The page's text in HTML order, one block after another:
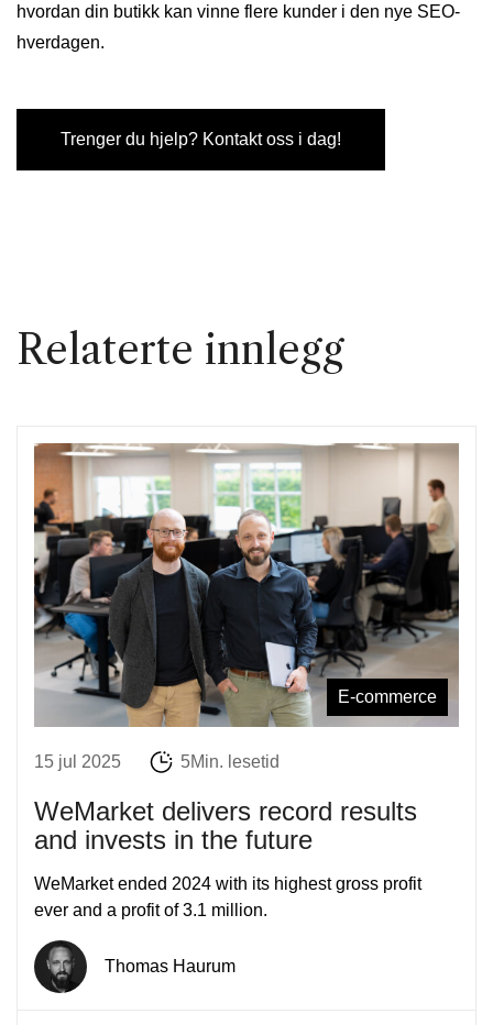
hvordan din butikk kan vinne flere kunder i den nye SEO-
hverdagen.
Trenger du hjelp? Kontakt oss i dag!
Relaterte innlegg
E-commerce
15 jul 2025 5Min. lesetid
WeMarket delivers record results
and invests in the future
WeMarket ended 2024 with its highest gross profit
ever and a profit of 3.1 million.
Thomas Haurum